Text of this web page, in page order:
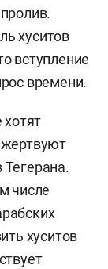
хуситов
вступление
времени.
числе
хуситов